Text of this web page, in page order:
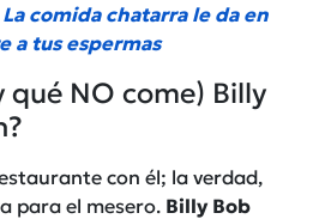
La comida chatarra le da en
a tus espermas
qué NO come) Billy
con él; la verdad,
para el mesero. Billy Bob